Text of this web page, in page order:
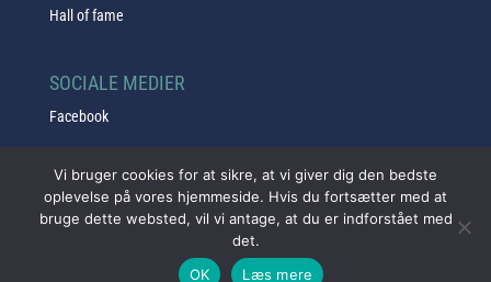
Hall of fame
SOCIALE MEDIER
Facebook
© 2025 Copyright Golfklubben Lillebælt | Design af SH web &
design
Vi bruger cookies for at sikre, at vi giver dig den bedste
oplevelse på vores hjemmeside. Hvis du fortsætter med at
bruge dette websted, vil vi antage, at du er indforstået med
det.
OK
Læs mere